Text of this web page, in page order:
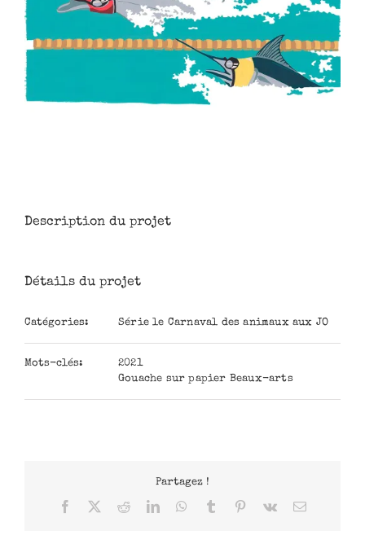
Description du projet
Détails du projet
Catégories: Série le Carnaval des animaux aux JO
Mots-clés:
2021
Gouache sur papier Beaux-arts
Partagez !
Facebook RedditLinkedInWhatsApp
Tumblr Pinterest
Vk Email